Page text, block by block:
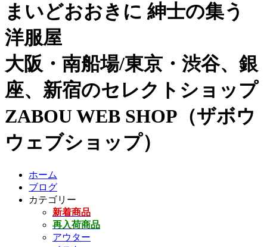
まいどおおきに 紳士の集う
洋服屋
大阪・南船場/東京・渋谷、銀
座、新宿のセレクトショップ
ZABOU WEB SHOP（ザボウ
ウェブショップ）
ホーム
ブログ
カテゴリー
新着商品
再入荷商品
アウター